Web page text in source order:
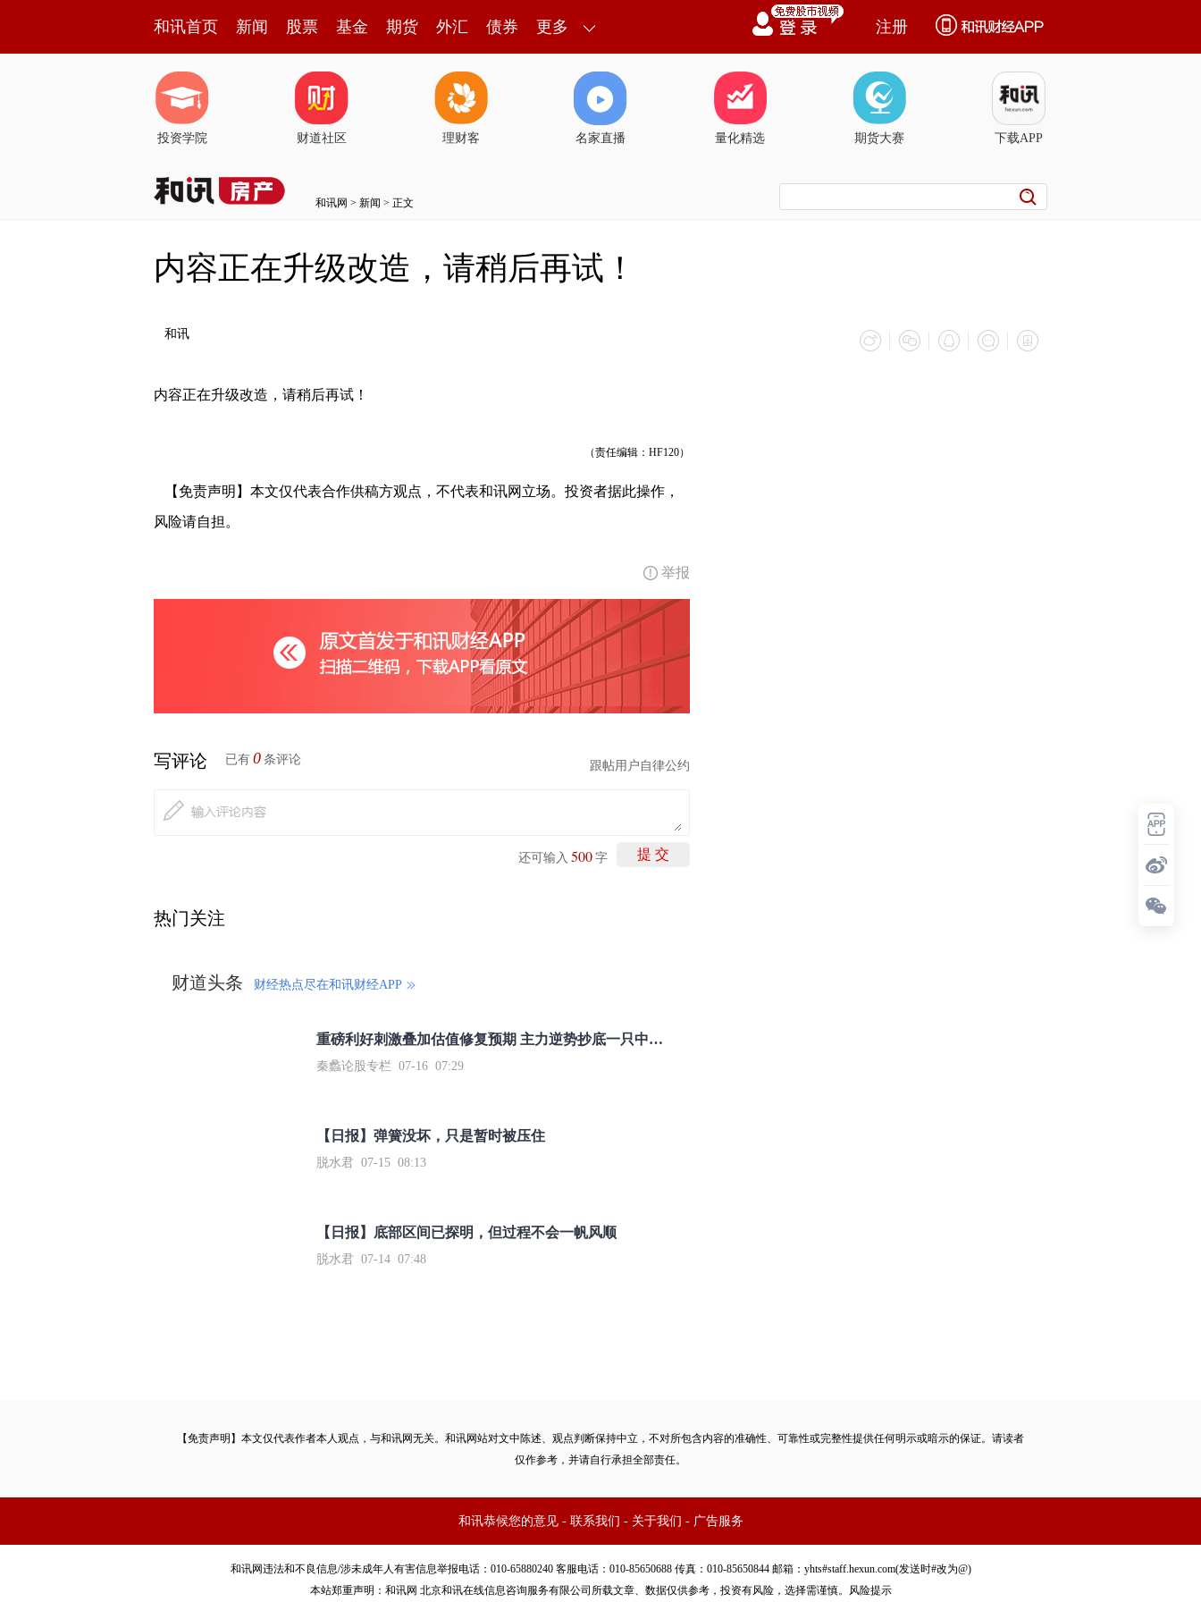
和讯首页 新闻 股票 基金 期货 外汇 债券 更多 注册
投资学院 财道社区 理财客 名家直播 量化精选 期货大赛 下载APP
和讯网 > 新闻 > 正文
内容正在升级改造，请稍后再试！
和讯
内容正在升级改造，请稍后再试！
（责任编辑：HF120）
【免责声明】本文仅代表合作供稿方观点，不代表和讯网立场。投资者据此操作，
风险请自担。
举报
写评论 已有 0 条评论 跟帖用户自律公约
提 交
还可输入 500 字
热门关注
财道头条 财经热点尽在和讯财经APP
重磅利好刺激叠加估值修复预期 主力逆势抄底一只中药龙头股
秦蠡论股专栏 07-16 07:29
【日报】弹簧没坏，只是暂时被压住
脱水君 07-15 08:13
【日报】底部区间已探明，但过程不会一帆风顺
脱水君 07-14 07:48
【免责声明】本文仅代表作者本人观点，与和讯网无关。和讯网站对文中陈述、观点判断保持中立，不对所包含内容的准确性、可靠性或完整性提供任何明示或暗示的保证。请读者
仅作参考，并请自行承担全部责任。
和讯恭候您的意见- 联系我们 - 关于我们 - 广告服务
和讯网违法和不良信息/涉未成年人有害信息举报电话：010-65880240 客服电话：010-85650688 传真：010-85650844 邮箱：yhts#staff.hexun.com(发送时#改为@)
本站郑重声明：和讯网 北京和讯在线信息咨询服务有限公司所载文章、数据仅供参考，投资有风险，选择需谨慎。
风险提示